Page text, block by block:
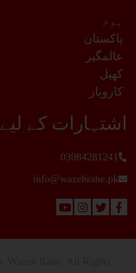
ہوم
پاکستان
عالمگیر
کھیل
کاروبار
اشتہارات کے لیے
03084281241
info@wazehrahe.pk